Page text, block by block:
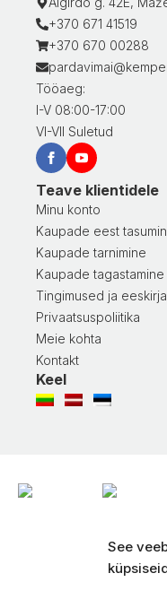
See
+370 671 41519
+370 670 00288
Tööaeg:
I-V 08:00-17:00
VI-VII Suletud
Teave klientidele
Minu konto
Kaupade eest
Kaupade tarnimine
Kaupade tagastamine
Tingimused ja
Privaatsuspoliitika
Meie kohta
Kontakt
Keel